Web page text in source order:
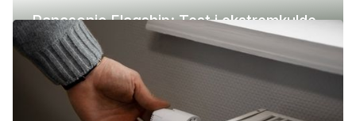
Panasonic Flagship: Test i ekstremkulde
(-42 °C)